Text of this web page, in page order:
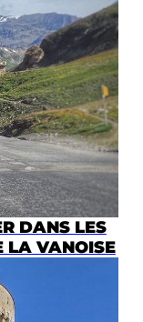
DANS LES
LA VANOISE